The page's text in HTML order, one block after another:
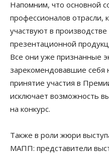
Напомним, что основной
профессионалов отрасли,
участвуют в
презентационной
Все они уже признанные
зарекомендовавшие себя
принятие участия в
исключает возможность
на конкурс.
Также в роли жюри
МАПП: представители